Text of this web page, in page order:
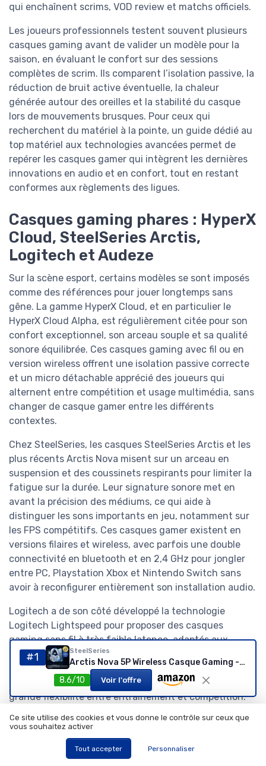
qui enchaînent scrims, VOD review et matchs officiels.
Les joueurs professionnels testent souvent plusieurs
casques gaming avant de valider un modèle pour la
saison, en évaluant le confort sur des sessions
complètes de scrim. Ils comparent l’isolation passive, la
réduction de bruit active éventuelle, la chaleur
générée autour des oreilles et la stabilité du casque
lors de mouvements brusques. Pour ceux qui
recherchent du matériel à la pointe, un guide dédié au
top matériel aux technologies avancées permet de
repérer les casques gamer qui intègrent les dernières
innovations en audio et en confort, tout en restant
conformes aux règlements des ligues.
Casques gaming phares : HyperX
Cloud, SteelSeries Arctis,
Logitech et Audeze
Sur la scène esport, certains modèles se sont imposés
comme des références pour jouer longtemps sans
gêne. La gamme HyperX Cloud, et en particulier le
HyperX Cloud Alpha, est régulièrement citée pour son
confort exceptionnel, son arceau souple et sa qualité
sonore équilibrée. Ces casques gaming avec fil ou en
version wireless offrent une isolation passive correcte
et un micro détachable apprécié des joueurs qui
alternent entre compétition et usage multimédia, sans
changer de casque gamer entre les différents
contextes.
Chez SteelSeries, les casques SteelSeries Arctis et les
plus récents Arctis Nova misent sur un arceau en
suspension et des coussinets respirants pour limiter la
fatigue sur la durée. Leur signature sonore met en
avant la précision des médiums, ce qui aide à
distinguer les sons importants en jeu, notamment sur
les FPS compétitifs. Ces casques gamer existent en
versions filaires et wireless, avec parfois une double
connectivité en bluetooth et en 2,4 GHz pour jongler
entre PC, Playstation Xbox et Nintendo Switch sans
avoir à reconfigurer entièrement son installation audio.
Logitech a de son côté développé la technologie
Logitech Lightspeed pour proposer des casques
gaming sans fil à très faible latence, adaptés aux
exigences de l’esport. Certains modèles combinent
cette liaison Lightspeed en 2,4 GHz bluetooth avec
une connexion filaire classique, offrant ainsi une
grande flexibilité entre entraînement et compétition.
encore plus haut de gamme, l’Audeze Maxwell se
distingue par l’usage de transducteurs planaires
magnétiques, qui apportent une qualité sonore très
#1 SteelSeries
Arctis Nova 5P Wireless Casque Gaming - Haut-parleurs magnétiques néodyme - Plus de 100 profils Audio - Batterie 60h - 2,4GHz ou BT - Micro ClearCast Gen 2.X -PS5,PS4, PC, Switch 2 -Blanc Nova Blanc
8.6/10
Voir l'offre
Ce site utilise des cookies et vous donne le contrôle sur ceux que
vous souhaitez activer
Tout accepter Personnaliser